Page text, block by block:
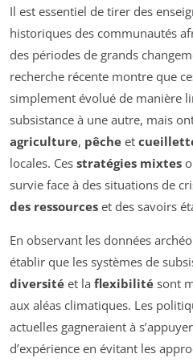
Il est essentiel de tirer des
historiques des communautés
des périodes de grands
recherche récente montre que
simplement évolué de manière
subsistance à une autre, mais
agriculture, pêche et
locales. Ces stratégies mixtes
survie face à des situations de
des ressources et des savoirs
En observant les données
établir que les systèmes de
diversité et la flexibilité sont
aux aléas climatiques. Les
actuelles gagneraient à
d’expérience en évitant les